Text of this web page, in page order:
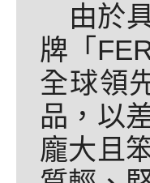
由於
牌「
全球領
品，以
龐大且